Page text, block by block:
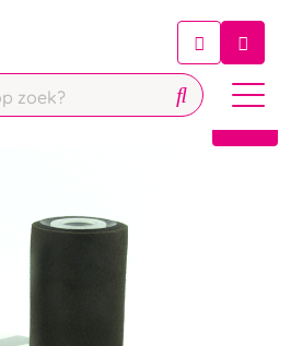
7 met onze chatbot voor